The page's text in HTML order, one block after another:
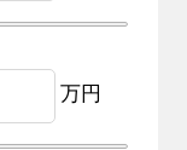
万円